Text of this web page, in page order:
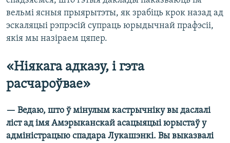
вельмі ясныя прыярытэты, як зрабіць крок назад ад
эскаляцыі рэпрэсій супраць юрыдычнай прафэсіі,
якія мы назіраем цяпер.
«Ніякага адказу, і гэта
расчароўвае»
— Ведаю, што ў мінулым кастрычніку вы даслалі
ліст ад імя Амэрыканскай асацыяцыі юрыстаў у
адміністрацыю спадара Лукашэнкі. Вы выказвалі